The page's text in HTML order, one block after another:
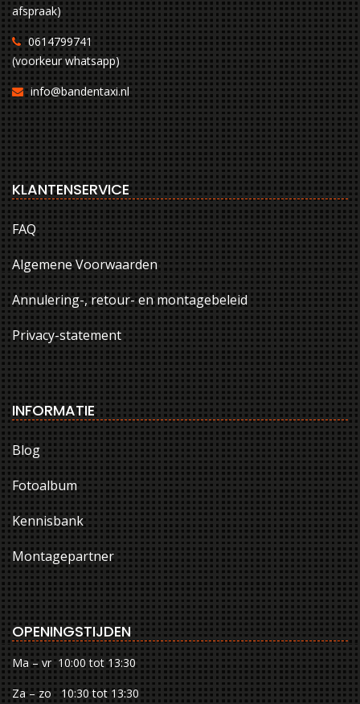
afspraak)
0614799741
(voorkeur whatsapp)
info@bandentaxi.nl
KLANTENSERVICE
FAQ
Algemene Voorwaarden
Annulering-, retour- en montagebeleid
Privacy-statement
INFORMATIE
Blog
Fotoalbum
Kennisbank
Montagepartner
OPENINGSTIJDEN
Ma – vr 10:00 tot 13:30
Za – zo 10:30 tot 13:30